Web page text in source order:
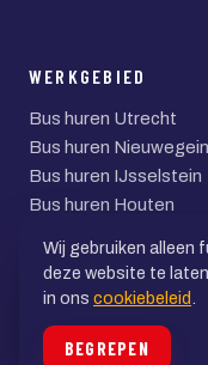
WERKGEBIED
Bus huren Utrecht
Bus huren Nieuwegein
Bus huren IJsselstein
Bus huren Houten
Bus huren Woerden
© 2026 Triomf Tours BV
Wij gebruiken alleen
deze website te
in ons cookiebeleid
BEGREPEN